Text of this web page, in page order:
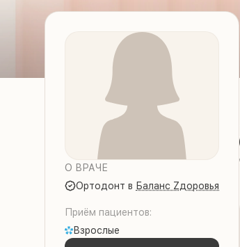
О ВРАЧЕ
Ортодонт в Баланс Zдоровья
Приём пациентов:
Взрослые